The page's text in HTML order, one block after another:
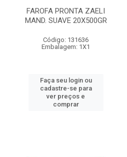
FAROFA PRONTA ZAELI
MAND. SUAVE 20X500GR
Código: 131636
Embalagem: 1X1
Faça seu login ou
cadastre-se para
ver preços e
comprar